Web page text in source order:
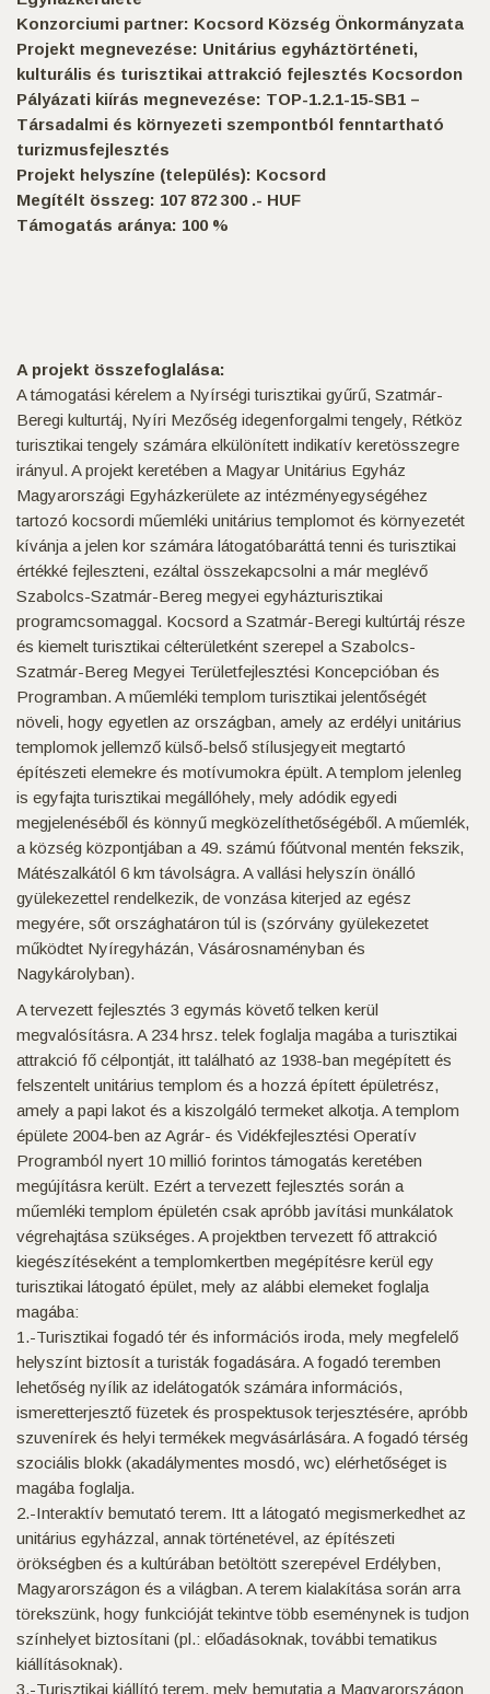
Konzorciumi partner: Kocsord Község Önkormányzata
Projekt megnevezése: Unitárius egyháztörténeti,
kulturális és turisztikai attrakció fejlesztés Kocsordon
Pályázati kiírás megnevezése: TOP-1.2.1-15-SB1 –
Társadalmi és környezeti szempontból fenntartható
turizmusfejlesztés
Projekt helyszíne (település): Kocsord
Megítélt összeg: 107 872 300 .- HUF
Támogatás aránya: 100 %
A projekt összefoglalása:
A támogatási kérelem a Nyírségi turisztikai gyűrű, Szatmár-
Beregi kulturtáj, Nyíri Mezőség idegenforgalmi tengely, Rétköz
turisztikai tengely számára elkülönített indikatív keretösszegre
irányul. A projekt keretében a Magyar Unitárius Egyház
Magyarországi Egyházkerülete az intézményegységéhez
tartozó kocsordi műemléki unitárius templomot és környezetét
kívánja a jelen kor számára látogatóbaráttá tenni és turisztikai
értékké fejleszteni, ezáltal összekapcsolni a már meglévő
Szabolcs-Szatmár-Bereg megyei egyházturisztikai
programcsomaggal. Kocsord a Szatmár-Beregi kultúrtáj része
és kiemelt turisztikai célterületként szerepel a Szabolcs-
Szatmár-Bereg Megyei Területfejlesztési Koncepcióban és
Programban. A műemléki templom turisztikai jelentőségét
növeli, hogy egyetlen az országban, amely az erdélyi unitárius
templomok jellemző külső-belső stílusjegyeit megtartó
építészeti elemekre és motívumokra épült. A templom jelenleg
is egyfajta turisztikai megállóhely, mely adódik egyedi
megjelenéséből és könnyű megközelíthetőségéből. A műemlék,
a község központjában a 49. számú főútvonal mentén fekszik,
Mátészalkától 6 km távolságra. A vallási helyszín önálló
gyülekezettel rendelkezik, de vonzása kiterjed az egész
megyére, sőt országhatáron túl is (szórvány gyülekezetet
működtet Nyíregyházán, Vásárosnaményban és
Nagykárolyban).
A tervezett fejlesztés 3 egymás követő telken kerül
megvalósításra. A 234 hrsz. telek foglalja magába a turisztikai
attrakció fő célpontját, itt található az 1938-ban megépített és
felszentelt unitárius templom és a hozzá épített épületrész,
amely a papi lakot és a kiszolgáló termeket alkotja. A templom
épülete 2004-ben az Agrár- és Vidékfejlesztési Operatív
Programból nyert 10 millió forintos támogatás keretében
megújításra került. Ezért a tervezett fejlesztés során a
műemléki templom épületén csak apróbb javítási munkálatok
végrehajtása szükséges. A projektben tervezett fő attrakció
kiegészítéseként a templomkertben megépítésre kerül egy
turisztikai látogató épület, mely az alábbi elemeket foglalja
magába:
1.-Turisztikai fogadó tér és információs iroda, mely megfelelő
helyszínt biztosít a turisták fogadására. A fogadó teremben
lehetőség nyílik az idelátogatók számára információs,
ismeretterjesztő füzetek és prospektusok terjesztésére, apróbb
szuvenírek és helyi termékek megvásárlására. A fogadó térség
szociális blokk (akadálymentes mosdó, wc) elérhetőséget is
magába foglalja.
2.-Interaktív bemutató terem. Itt a látogató megismerkedhet az
unitárius egyházzal, annak történetével, az építészeti
örökségben és a kultúrában betöltött szerepével Erdélyben,
Magyarországon és a világban. A terem kialakítása során arra
törekszünk, hogy funkcióját tekintve több eseménynek is tudjon
színhelyet biztosítani (pl.: előadásoknak, további tematikus
kiállításoknak).
3.-Turisztikai kiállító terem, mely bemutatja a Magyarországon